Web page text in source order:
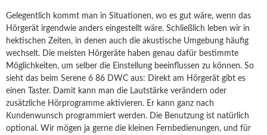
Gelegentlich kommt man in Situationen, wo es gut wäre, wenn das
Hörgerät irgendwie anders eingestellt wäre. Schließlich leben wir in
hektischen Zeiten, in denen auch die akustische Umgebung häufig
wechselt. Die meisten Hörgeräte haben genau dafür bestimmte
Möglichkeiten, um selber die Einstellung beeinflussen zu können. So
sieht das beim Serene 6 86 DWC aus: Direkt am Hörgerät gibt es
einen Taster. Damit kann man die Lautstärke verändern oder
zusätzliche Hörprogramme aktivieren. Er kann ganz nach
Kundenwunsch programmiert werden. Die Benutzung ist natürlich
optional. Wir mögen ja gerne die kleinen Fernbedienungen, und für